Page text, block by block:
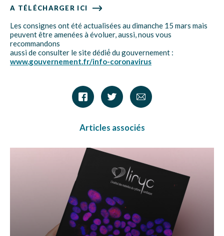
A TÉLÉCHARGER ICI
Les consignes ont été actualisées au dimanche 15 mars mais
peuvent être amenées à évoluer, aussi, nous vous
recommandons
aussi de consulter le site dédié́ du gouvernement :
www.gouvernement.fr/info-coronavirus
Articles associés